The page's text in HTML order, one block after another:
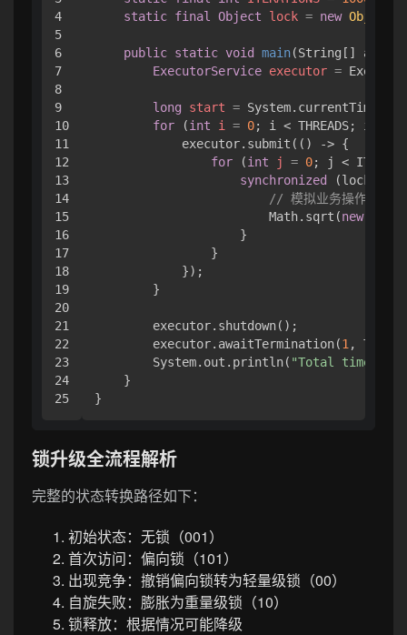
4
5
6
7
8
9
10
11
12
13
14
15
16
17
18
19
20
21
22
23
24
static final Object lock = new Object
public static void main(String[] args)
ExecutorService executor =
long start =
for (int i = 0; i < THREADS; i++) {
            executor.submit(() -> {
for (int j = 0; j <
synchronized
(lock) {
// 模拟业务操作
                        Math.sqrt(
new
                    }
                }
            });
        }
        executor.shutdown();
        executor.awaitTermination(
1 ,
        System.out.println(
"Total time: "
    }
锁升级全流程解析
完整的状态转换路径如下：
初始状态：无锁（001）
首次访问：偏向锁（101）
出现竞争：撤销偏向锁转为轻量级锁（00）
自旋失败：膨胀为重量级锁（10）
锁释放：根据情况可能降级